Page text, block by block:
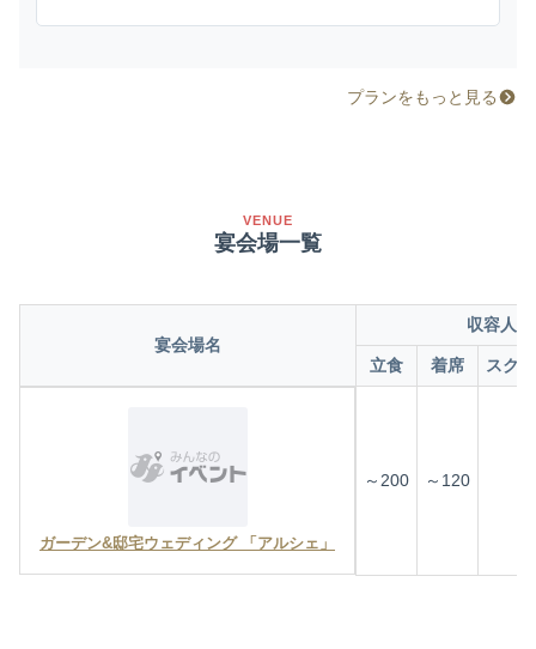
プランをもっと見る
VENUE
宴会場一覧
宴会場名
収容人数
立食 着席 スク
ガーデン&邸宅ウェディング 「アルシェ」
～200 ～120